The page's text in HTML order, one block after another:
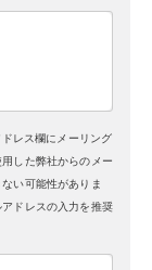
レス欄にメーリング
した弊社からのメー
い可能性がありま
ドレスの入力を推奨